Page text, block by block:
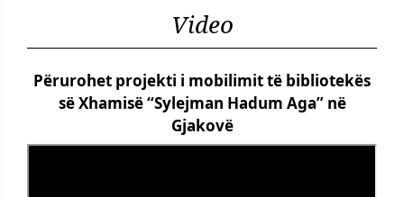
Video
Përurohet projekti i mobilimit të bibliotekës
së Xhamisë “Sylejman Hadum Aga” në
Gjakovë